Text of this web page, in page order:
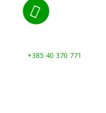

+385 40 370 771